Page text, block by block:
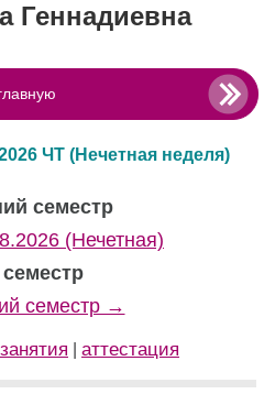
Геннадиевна
ЧТ (Нечетная неделя)
семестр
(Нечетная)
семестр
семестр →
аттестация